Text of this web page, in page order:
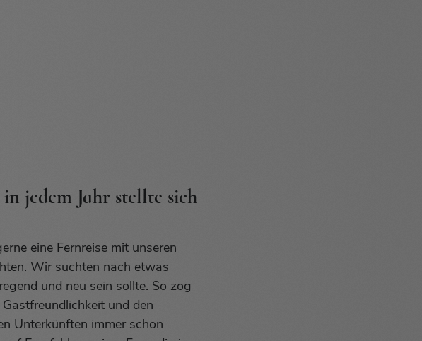
jedem Jahr stellte sich
eine Fernreise mit unseren
Wir suchten nach etwas
und neu sein sollte. So zog
und den
Unterkünften immer schon